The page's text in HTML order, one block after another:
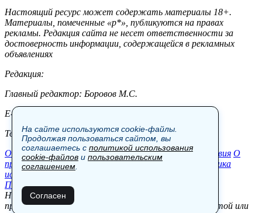
Настоящий ресурс может содержать материалы 18+.
Материалы, помеченные «р*», публикуются на правах
рекламы. Редакция сайта не несет ответственности за
достоверность информации, содержащейся в рекламных
объявлениях
Редакция:
Главный редактор: Боровов М.С.
E-mail: site@vestnik.net, reb.msk@yandex.ru
Тел.: +7 (921) 720-00-97
Общество Экономика Контакты В мире Происшествия О
проекте Шоу-бизнес Политика Пресс-релизы
Политика
использования cookie-файлов
Пользовательское соглашение
Новости, аналитика, прогнозы и другие материалы,
представленные на данном сайте, не являются офертой или
На сайте используются cookie-файлы.
Продолжая пользоваться сайтом, вы
соглашаетесь с политикой использования
cookie-файлов и пользовательским
соглашением
Согласен